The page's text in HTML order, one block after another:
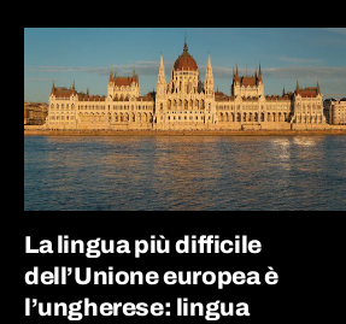
La lingua più difficile
dell’Unione europea è
l’ungherese: lingua